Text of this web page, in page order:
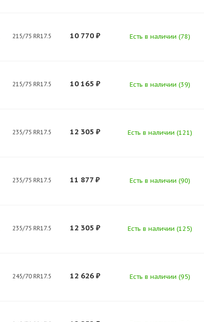
215/75 RR17.5 10 770 ₽ Есть в наличии (78)
215/75 RR17.5 10 165 ₽ Есть в наличии (39)
235/75 RR17.5 12 305 ₽ Есть в наличии (121)
235/75 RR17.5 11 877 ₽ Есть в наличии (90)
235/75 RR17.5 12 305 ₽ Есть в наличии (125)
245/70 RR17.5 12 626 ₽ Есть в наличии (95)